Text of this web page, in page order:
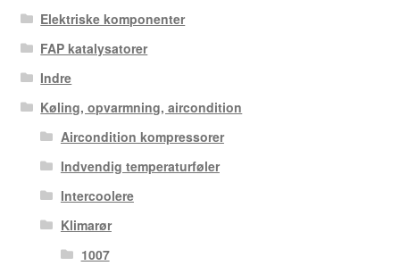
Elektriske komponenter
FAP katalysatorer
Indre
Køling, opvarmning, aircondition
Aircondition kompressorer
Indvendig temperaturføler
Intercoolere
Klimarør
1007